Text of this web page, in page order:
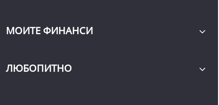
МОИТЕ ФИНАНСИ
ЛЮБОПИТНО